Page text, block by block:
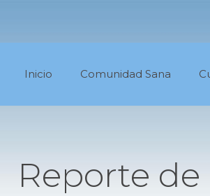
Inicio Comunidad Sana
Reporte